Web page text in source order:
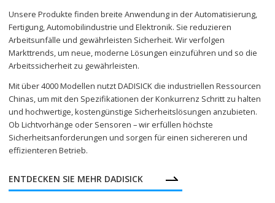
Unsere Produkte finden breite Anwendung in der Automatisierung,
Fertigung, Automobilindustrie und Elektronik. Sie reduzieren
Arbeitsunfälle und gewährleisten Sicherheit. Wir verfolgen
Markttrends, um neue, moderne Lösungen einzuführen und so die
Arbeitssicherheit zu gewährleisten.
Mit über 4000 Modellen nutzt DADISICK die industriellen Ressourcen
Chinas, um mit den Spezifikationen der Konkurrenz Schritt zu halten
und hochwertige, kostengünstige Sicherheitslösungen anzubieten.
Ob Lichtvorhänge oder Sensoren – wir erfüllen höchste
Sicherheitsanforderungen und sorgen für einen sichereren und
effizienteren Betrieb.
ENTDECKEN SIE MEHR DADISICK